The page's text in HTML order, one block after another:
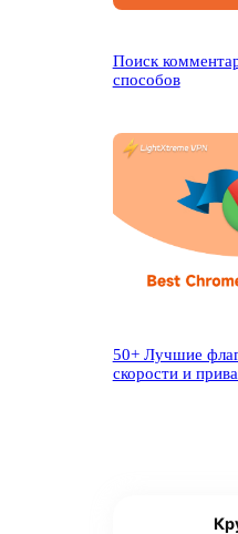
Поиск
способов
50+ Лучшие
скорости и